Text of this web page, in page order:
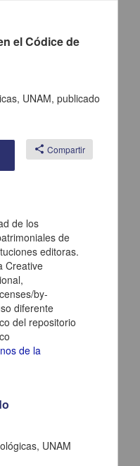
en la que le solicita
el Códice de
UNAM, publicado
share Compartir
de los
de
editoras.
Creative
by-
diferente
del repositorio
de la
UNAM